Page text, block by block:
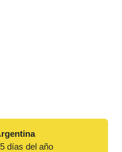
días del año